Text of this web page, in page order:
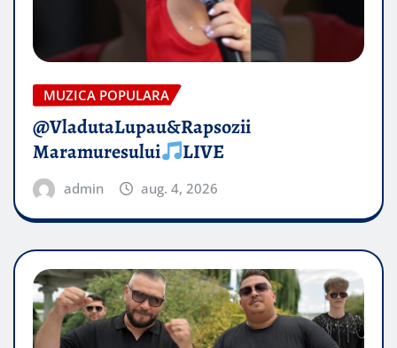
MUZICA POPULARA
@VladutaLupau&Rapsozii
Maramuresului
LIVE
admin aug. 4, 2026